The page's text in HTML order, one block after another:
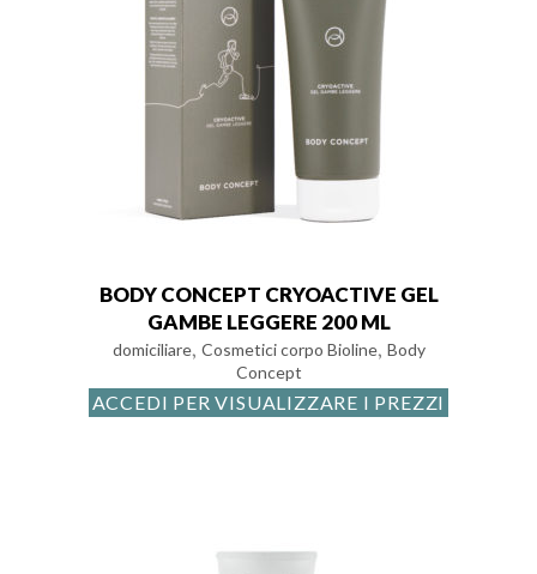
BODY CONCEPT CRYOACTIVE GEL
GAMBE LEGGERE 200 ML
domiciliare, Cosmetici corpo Bioline, Body
Concept
ACCEDI PER VISUALIZZARE I PREZZI